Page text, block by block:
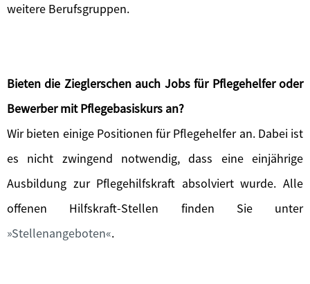
weitere Berufsgruppen.
Bieten die Zieglerschen auch Jobs für Pflegehelfer oder
Bewerber mit Pflegebasiskurs an?
Wir bieten einige Positionen für Pflegehelfer an. Dabei ist
es nicht zwingend notwendig, dass eine einjährige
Ausbildung zur Pflegehilfskraft absolviert wurde. Alle
offenen Hilfskraft-Stellen finden Sie unter
Stellenangeboten .